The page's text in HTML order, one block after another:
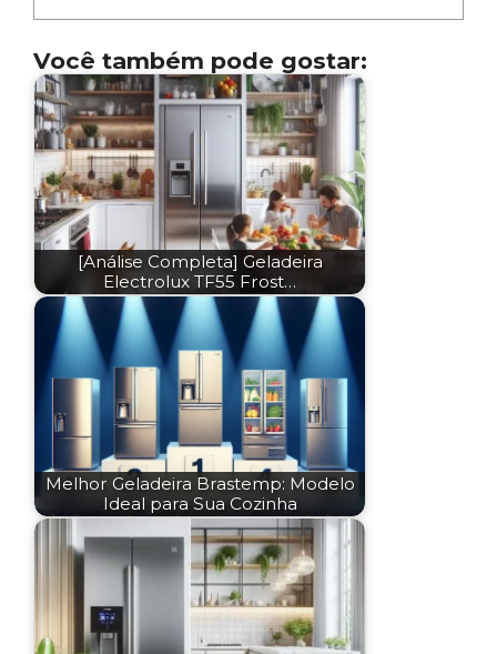
Você também pode gostar:
[Análise Completa] Geladeira
Electrolux TF55 Frost…
Melhor Geladeira Brastemp: Modelo
Ideal para Sua Cozinha